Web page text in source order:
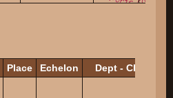
Place Echelon Dept - Club